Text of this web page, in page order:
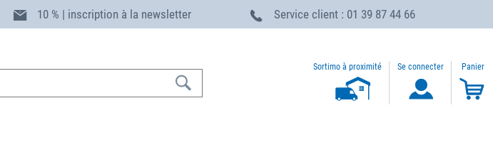
10 % | inscription à la newsletter Service client : 01 39 87 44 66
Sortimo à proximité Se connecter Panier